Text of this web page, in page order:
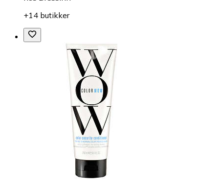
+14 butikker